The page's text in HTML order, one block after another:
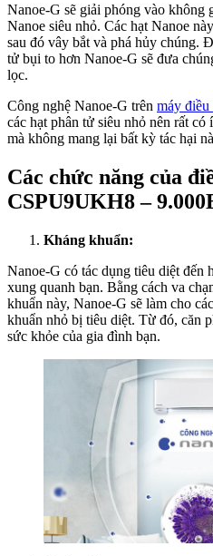
Nanoe-G sẽ giải phóng vào không
Nanoe siêu nhỏ. Các hạt Nanoe
sau đó vây bắt và phá hủy chúng.
tử bụi to hơn Nanoe-G sẽ đưa
lọc.
Công nghệ Nanoe-G trên máy
các hạt phân tử siêu nhỏ nên rất
mà không mang lại bất kỳ tác hại
Các chức năng của
CSPU9UKH8 –
Kháng khuẩn:
Nanoe-G có tác dụng tiêu diệt đến
xung quanh bạn. Bằng cách va
khuẩn này, Nanoe-G sẽ làm cho
khuẩn nhỏ bị tiêu diệt. Từ đó, căn
sức khỏe của gia đình bạn.